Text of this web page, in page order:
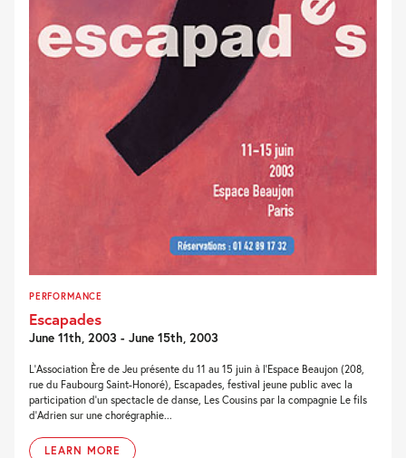
PERFORMANCE
Escapades
June 11th, 2003 - June 15th, 2003
L’Association Ère de Jeu présente du 11 au 15 juin à l’Espace Beaujon (208,
rue du Faubourg Saint-Honoré), Escapades, festival jeune public avec la
participation d’un spectacle de danse, Les Cousins par la compagnie Le fils
d’Adrien sur une chorégraphie...
LEARN MORE